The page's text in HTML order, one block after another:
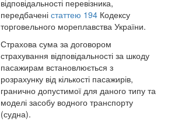
відповідальності перевізника,
передбачені статтею 194 Кодексу
торговельного мореплавства України.
Страхова сума за договором
страхування відповідальності за шкоду
пасажирам встановлюється з
розрахунку від кількості пасажирів,
гранично допустимої для даного типу та
моделі засобу водного транспорту
(судна).